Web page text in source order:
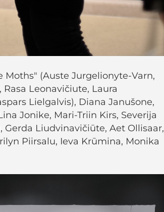
(Auste Jurgelionyte-Varn,
Leonavičiute, Laura
Lielgalvis), Diana Janušone,
Jonike, Mari-Triin Kirs, Severija
Gerda Liudvinavičiūte, Aet Ollisaar,
Piirsalu, Ieva Krūmina, Monika